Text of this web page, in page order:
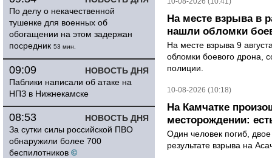
По делу о некачественной
тушенке для военных об
обогащении на этом задержан
посредник 53 мин.
НОВОСТЬ ДНЯ
09:09
Паблики написали об атаке на
НПЗ в Нижнекамске
НОВОСТЬ ДНЯ
08:53
За сутки силы российской ПВО
обнаружили более 700
беспилотников ©
На месте взрыва в
нашли обломки
На месте взрыва 9
обломки боевого дрона,
полиции.
10-08-2026 (10:18)
На Камчатке
месторождении:
Один человек погиб,
результате взрыва на